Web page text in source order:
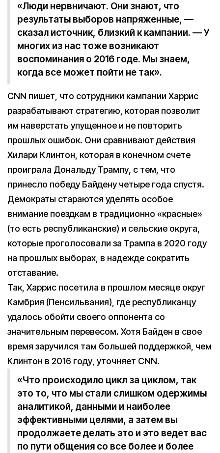
«Люди нервничают. Они знают, что
результаты выборов напряженные, —
сказал источник, близкий к кампании. — У
многих из нас тоже возникают
воспоминания о 2016 годе. Мы знаем,
когда все может пойти не так».
CNN пишет, что сотрудники кампании Харрис
разрабатывают стратегию, которая позволит
им наверстать упущенное и не повторить
прошлых ошибок. Они сравнивают действия
Хилари Клинтон, которая в конечном счете
проиграла Дональду Трампу, с тем, что
принесло победу Байдену четыре года спустя.
Демократы стараются уделять особое
внимание поездкам в традиционно «красные»
(то есть республиканские) и сельские округа,
которые проголосовали за Трампа в 2020 году
на прошлых выборах, в надежде сократить
отставание.
Так, Харрис посетила в прошлом месяце округ
Камбрия (Пенсильвания), где республиканцу
удалось обойти своего оппонента со
значительным перевесом. Хотя Байден в свое
время заручился там большей поддержкой, чем
Клинтон в 2016 году, уточняет CNN.
«Что происходило цикл за циклом, так
это то, что мы стали слишком одержимы
аналитикой, данными и наиболее
эффективными целями, а затем вы
продолжаете делать это и это ведет вас
по пути общения со все более и более